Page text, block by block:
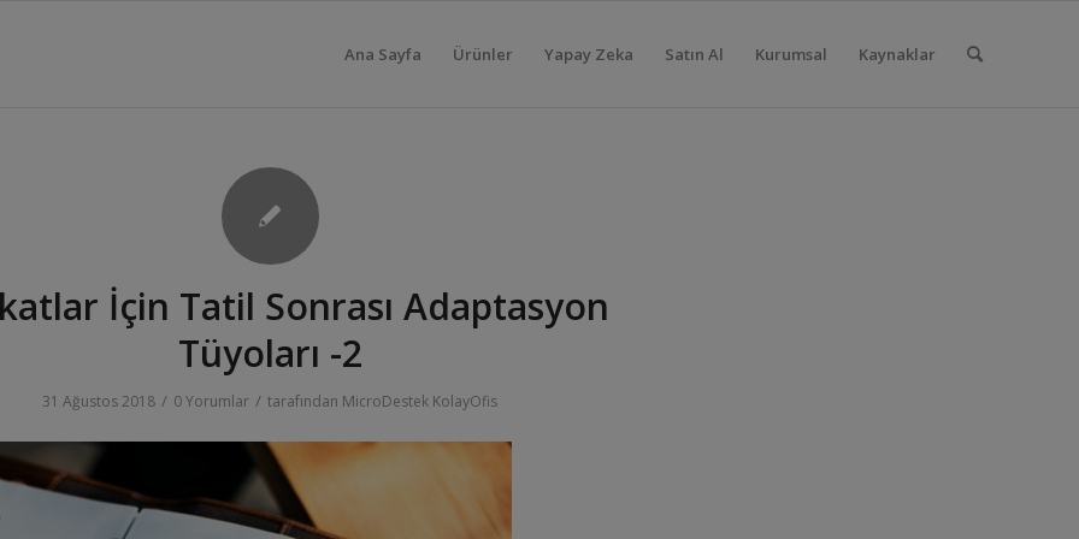
Ana Sayfa Ürünler Yapay Zeka Satın Al Kurumsal Kaynaklar
İçin Tatil Sonrası Adaptasyon
Tüyoları -2
31 Ağustos 2018 / 0 Yorumlar / tarafından MicroDestek KolayOfis